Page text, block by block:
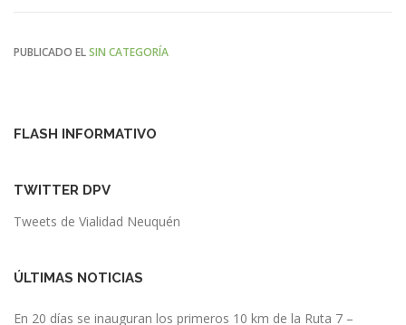
PUBLICADO ELSIN CATEGORÍA
FLASH INFORMATIVO
TWITTER DPV
Tweets de Vialidad Neuquén
ÚLTIMAS NOTICIAS
En 20 días se inauguran los primeros 10 km de la Ruta 7 –